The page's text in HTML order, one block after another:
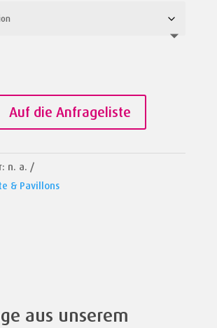
Auf die Anfrageliste
n. a.
& Pavillons
aus unserem